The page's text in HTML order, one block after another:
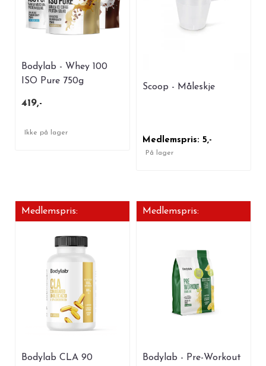
Bodylab - Whey 100
ISO Pure 750g
419,-
Ikke på lager
Scoop - Måleskje
Medlemspris: 5,-
På lager
Medlemspris:
Bodylab CLA 90
Medlemspris:
Bodylab - Pre-Workout